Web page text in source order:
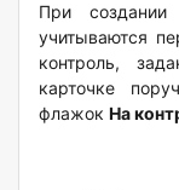
При
учитываются
контроль,
карточке
флажок На